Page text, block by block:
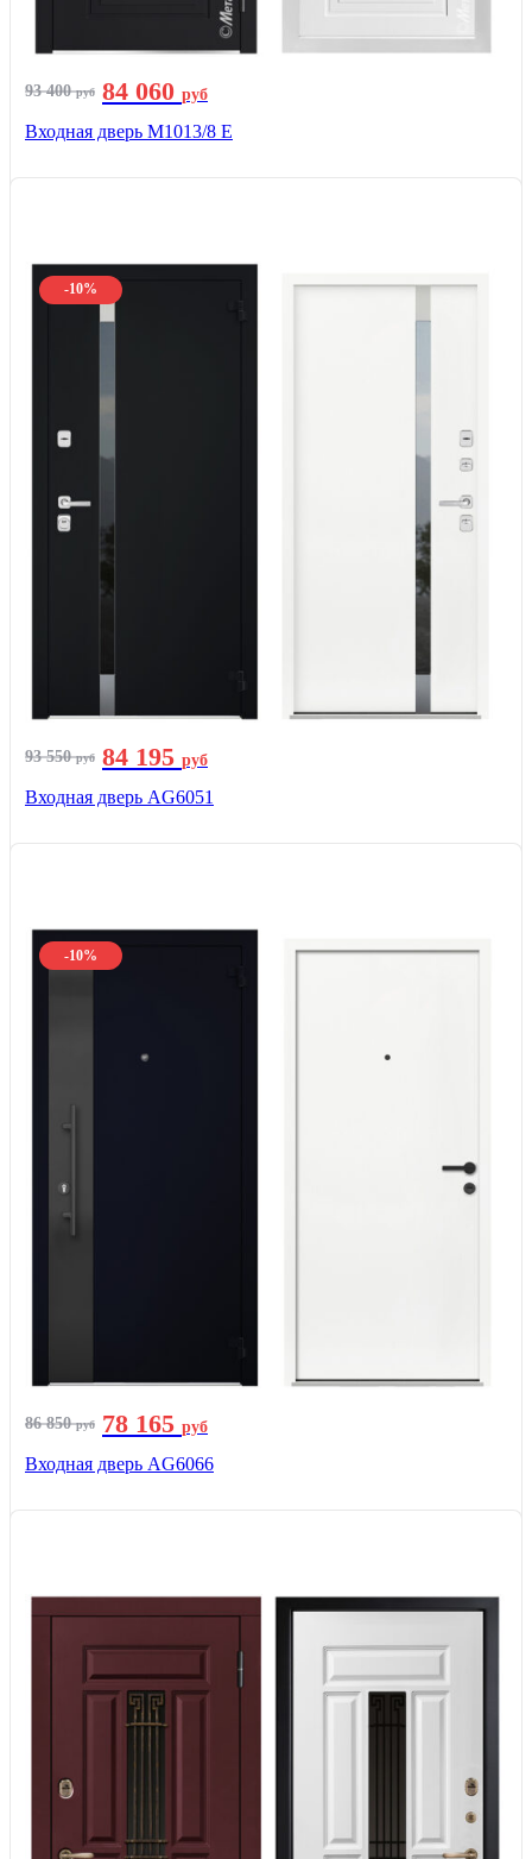
93 400руб 84 060 руб
Входная дверь М1013/8 E
-10%
93 550руб 84 195 руб
Входная дверь AG6051
-10%
86 850руб 78 165 руб
Входная дверь AG6066